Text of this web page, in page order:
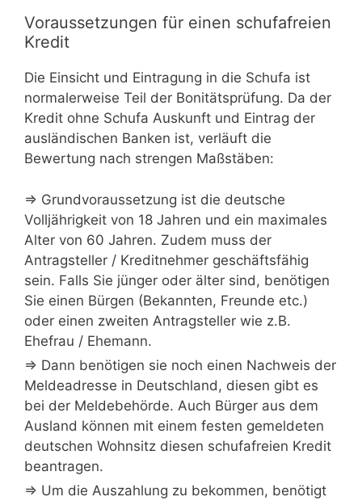
Voraussetzungen für einen schufafreien
Kredit
Die Einsicht und Eintragung in die Schufa ist
normalerweise Teil der Bonitätsprüfung. Da der
Kredit ohne Schufa Auskunft und Eintrag der
ausländischen Banken ist, verläuft die
Bewertung nach strengen Maßstäben:
⇒ Grundvoraussetzung ist die deutsche
Volljährigkeit von 18 Jahren und ein maximales
Alter von 60 Jahren. Zudem muss der
Antragsteller / Kreditnehmer geschäftsfähig
sein. Falls Sie jünger oder älter sind, benötigen
Sie einen Bürgen (Bekannten, Freunde etc.)
oder einen zweiten Antragsteller wie z.B.
Ehefrau / Ehemann.
⇒ Dann benötigen sie noch einen Nachweis der
Meldeadresse in Deutschland, diesen gibt es
bei der Meldebehörde. Auch Bürger aus dem
Ausland können mit einem festen gemeldeten
deutschen Wohnsitz diesen schufafreien Kredit
beantragen.
⇒ Um die Auszahlung zu bekommen, benötigt